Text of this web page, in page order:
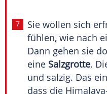
Sie wollen sich
fühlen, wie nach
Dann gehen sie
eine Salzgrotte.
und salzig. Das
dass die